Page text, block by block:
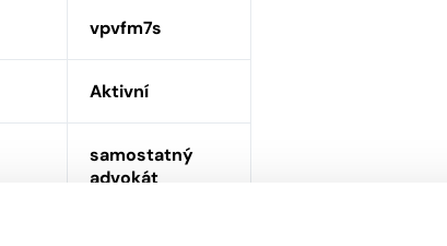
vpvfm7s
Aktivní
samostatný
advokát